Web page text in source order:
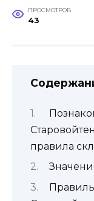
ПРОСМОТРОВ
43
правила